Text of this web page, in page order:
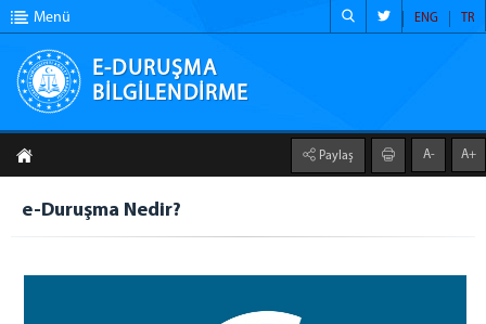
ANA SAYFA
E-DURUŞMA NEDİR?
Menü
E-DURUŞMA
BİLGİLENDİRME
TR
ENG
Paylaş A- A+
e-Duruşma Nedir?